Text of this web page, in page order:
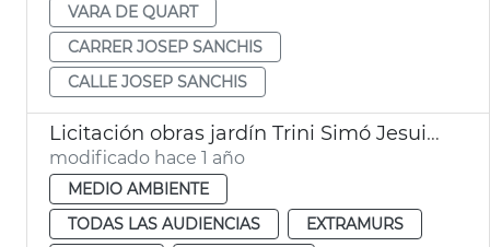
VARA DE QUART
CARRER JOSEP SANCHIS
CALLE JOSEP SANCHIS
Licitación obras jardín Trini Simó Jesuitas
modificado hace 1 año
MEDIO AMBIENTE
TODAS LAS AUDIENCIAS
EXTRAMURS